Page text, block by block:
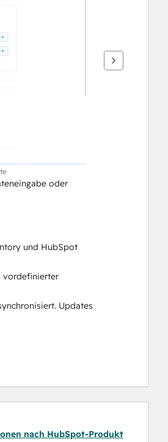
oder
und HubSpot
vordefinierter
Updates
nach HubSpot-Produkt